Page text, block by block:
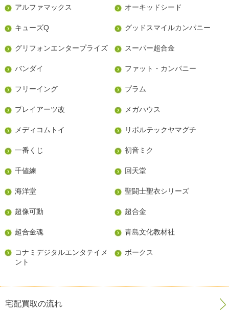
アルファマックス オーキッドシード
キューズQ グッドスマイルカンパニー
グリフォンエンタープライズ スーパー超合金
バンダイ ファット・カンパニー
フリーイング プラム
プレイアーツ改 メガハウス
メディコムトイ リボルテックヤマグチ
一番くじ 初音ミク
千値練 回天堂
海洋堂 聖闘士聖衣シリーズ
超像可動 超合金
超合金魂 青島文化教材社
コナミデジタルエンタテイメ
ント
ボークス
宅配買取の流れ